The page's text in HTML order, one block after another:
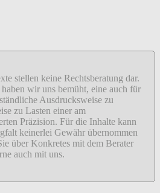
stellen keine Rechtsberatung dar.
wir uns bemüht, eine auch für
Ausdrucksweise zu
zu Lasten einer am
Präzision. Für die Inhalte kann
keinerlei Gewähr übernommen
über Konkretes mit dem Berater
auch mit uns.